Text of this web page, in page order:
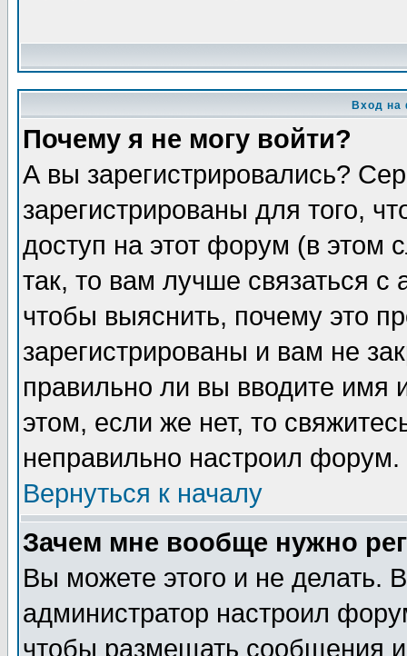
Вход на
Почему я не могу войти?
А вы зарегистрировались?
зарегистрированы для того,
доступ на этот форум (в этом
так, то вам лучше связаться
чтобы выяснить, почему это
зарегистрированы и вам не
правильно ли вы вводите
этом, если же нет, то
неправильно настроил форум.
Вернуться к началу
Зачем мне вообще нужно
Вы можете этого и не делать.
администратор настроил
чтобы размещать сообщения